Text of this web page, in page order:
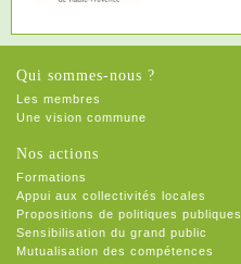
Qui sommes-nous ?
Les membres
Une vision commune
Nos actions
Formations
Appui aux collectivités locales
Propositions de politiques publiques
Sensibilisation du grand public
Mutualisation des compétences